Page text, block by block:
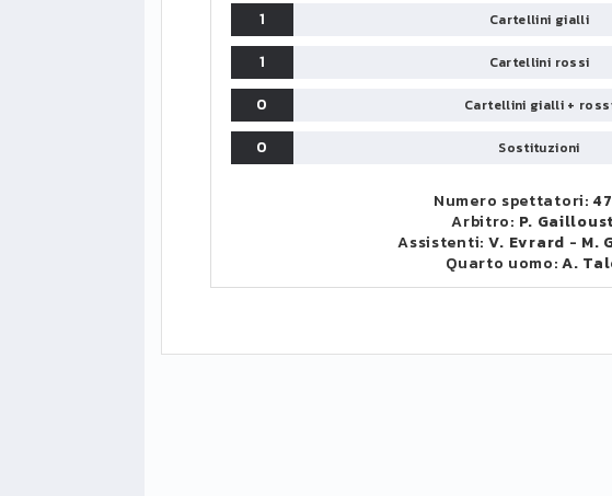
1
Cartellini gialli
1
Cartellini rossi
0
Cartellini gialli +
0
Sostituzioni
Numero spettatori:
Arbitro: P.
Assistenti: V. Evrard - M.
Quarto uomo:A.